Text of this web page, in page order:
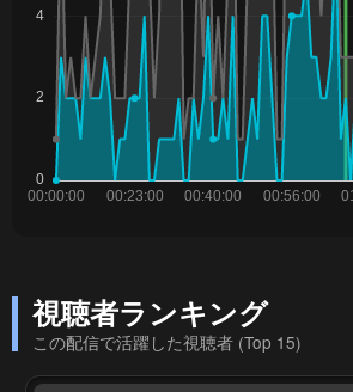
視聴者ランキング
この配信で活躍した視聴者 (Top 15)